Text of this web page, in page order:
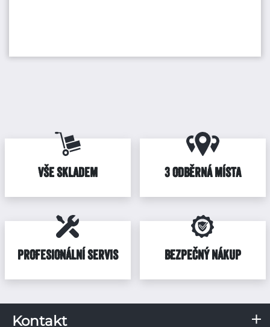
VŠE SKLADEM 3 ODBĚRNÁ MÍSTA
PROFESIONÁLNÍ SERVIS BEZPEČNÝ NÁKUP
Kontakt